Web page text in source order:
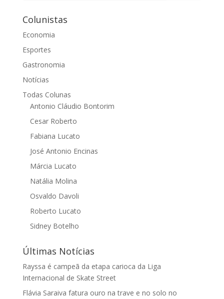
Colunistas
Economia
Esportes
Gastronomia
Notícias
Todas Colunas
Antonio Cláudio Bontorim
Cesar Roberto
Fabiana Lucato
José Antonio Encinas
Márcia Lucato
Natália Molina
Osvaldo Davoli
Roberto Lucato
Sidney Botelho
Últimas Notícias
Rayssa é campeã da etapa carioca da Liga
Internacional de Skate Street
Flávia Saraiva fatura ouro na trave e no solo no